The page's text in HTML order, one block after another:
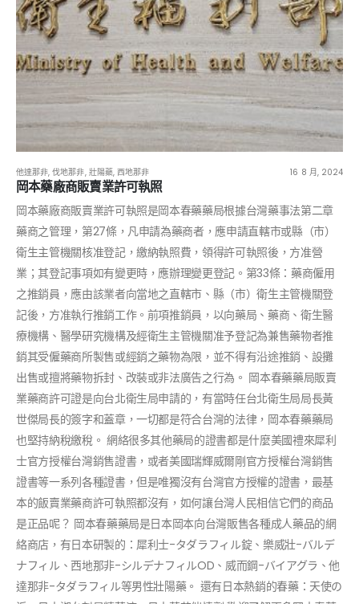
他達那非,伐地那非, 壯陽藥, 西地那非 16 8 月, 2024
岡本藥廠商販賣業許可執照
岡本藥廠商販賣業許可執照是岡本春藥藥局根據台灣藥事法第二章
藥商之管理，第27條，凡申請為藥商者，應申請直轄市或縣（市）
衛生主管機關核准登記，繳納執照費，領得許可執照後，方准營
業；其登記事項如有變更時，應辦理變更登記。第33條：藥商僱用
之推銷員，應由該業者向當地之直轄市、縣（市）衛生主管機關登
記後，方准執行推銷工作。前項推銷員，以向藥局、藥商、衛生醫
療機構、醫學研究機構及經衛生主管機關准予登記為兼售藥物者推
銷其受僱藥商所製售或經銷之藥物為限，並不得有沿途推銷、設攤
出售或擅將藥物拆封、改裝或非法廣告之行為。 岡本春藥藥局販賣
業藥商許可證是向台北衛生局申請的，有當時任台北衛生局局長黃
世傑局長的簽字和蓋章，一切都是符合台灣的法律，岡本春藥藥局
也堅持納稅繳稅。 網絡很多其他藥局的證書都是什麼美國禮來犀利
士官方授權台灣銷售證書，或者美國瑞輝威爾剛官方授權台灣銷售
證書等一系列各種證書，但是唯獨沒有台灣官方授權的證書，最基
本的飯賣業藥商許可執照都沒有，如何讓台灣人民相信它們的商品
是正品呢？ 岡本春藥藥局是日本岡本向台灣販售各種成人藥品的網
絡商店，有日本研製的：犀利士-タダラフィル錠、樂威壯-バルデ
ナフィル、西地那非-シルデナフィルOD、威而鋼-バイアグラ、他
達那非-タダラフィル等男性壯陽藥。 還有日本熱銷的春藥：天使の